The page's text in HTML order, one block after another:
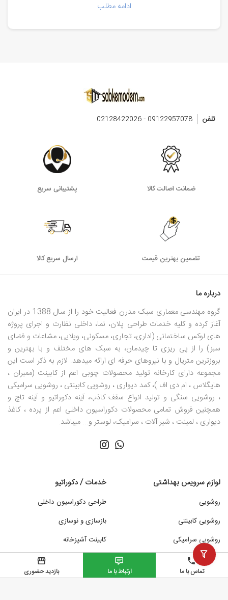
قیمت با هم متفاوت هستند. برخی از مهم‌ترین انواع کابین روشویی
ام‌دی‌اف یا نئوپان ساخته می‌شود و نسبتاً ارزان‌تر از سایر انواع
کابین روشویی است.
کابین روشویی دیواری: این نوع کابین روشویی به دیوار نصب
معمولاً از جنس شیشه، ام‌دی‌اف یا نئوپان ساخته می‌شود.
کابین روشویی توکار: این نوع کابین روشویی در داخل دیوار قرار
روشویی
از جنس mdf ساخته می‌شود و ظاهری مدرن و شیک دارد.
در هنگام انتخاب کابین روشویی باید به چند نکته مهم توجه داشته
باشید:
میزان فضای موجود:کابین روشویی باید متناسب با فضای
سرویس بهداشتی شما باشد. اگر فضای سرویس بهداشتی شما
کوچک است، بهتر است از کابین روشویی دیواری استفاده کنید.
جنس کابین روشویی:کابین روشویی باید از جنس مقاومی باشد
که در برابر رطوبت و گرما مقاومت کند. همچنین باید به زیبایی و
طراحی کابین روشویی نیز توجه داشته باشید.
فضای کافی برای قرار دادن لوازم بهداشتی، حوله و سایر وسایل
قیمت کابین روشویی:
قیمت کابین روشویی با توجه به جنس،
روشویی، بودجه خود را مشخص کنید.
مزایای استفاده از کابین روشویی
ادامه مطلب
تماس با ما ارتباط با ما بازدید حضوری
تلفن 09122957078 - 02128422026
ضمانت اصالت کالا پشتیبانی سریع
تضمین بهترین قیمت ارسال سریع کالا
درباره ما
گروه مهندسی معماری سبک مدرن فعالیت خود را از سال 1388 در ایران
آغاز کرده و کلیه خدمات طراحی پلان، نما، داخلی نظارت و اجرای پروژه
های لوکس ساختمانی (اداری، تجاری، مسکونی، ویلایی، مشاعات و فضای
سبز) را از پی ریزی تا چیدمان، به سبک های مختلف و با بهترین و
بروزترین متریال و با نیروهای حرفه ای ارائه میدهد. لازم به ذکر است این
مجموعه دارای کارخانه تولید محصولات چوبی اعم از کابینت (ممبران ،
هایگلاس ، ام دی اف )، کمد دیواری ، روشویی کابینتی ، روشویی سرامیکی
، روشویی سنگی و تولید انواع سقف کاذب، آینه دکوراتیو و آینه تاچ و
همچنین فروش تمامی محصولات دکوراسیون داخلی اعم از پرده ، کاغذ
دیواری ، لمینت ، شیر آلات ، سرامیک، لوستر و... میباشد.
لوازم سرویس بهداشتی
روشویی
روشویی کابینتی
روشویی سرامیکی
آینه لمسی روشویی
خدمات / دکوراتیو
طراحی دکوراسیون داخلی
بازسازی و نوسازی
کابینت آشپزخانه